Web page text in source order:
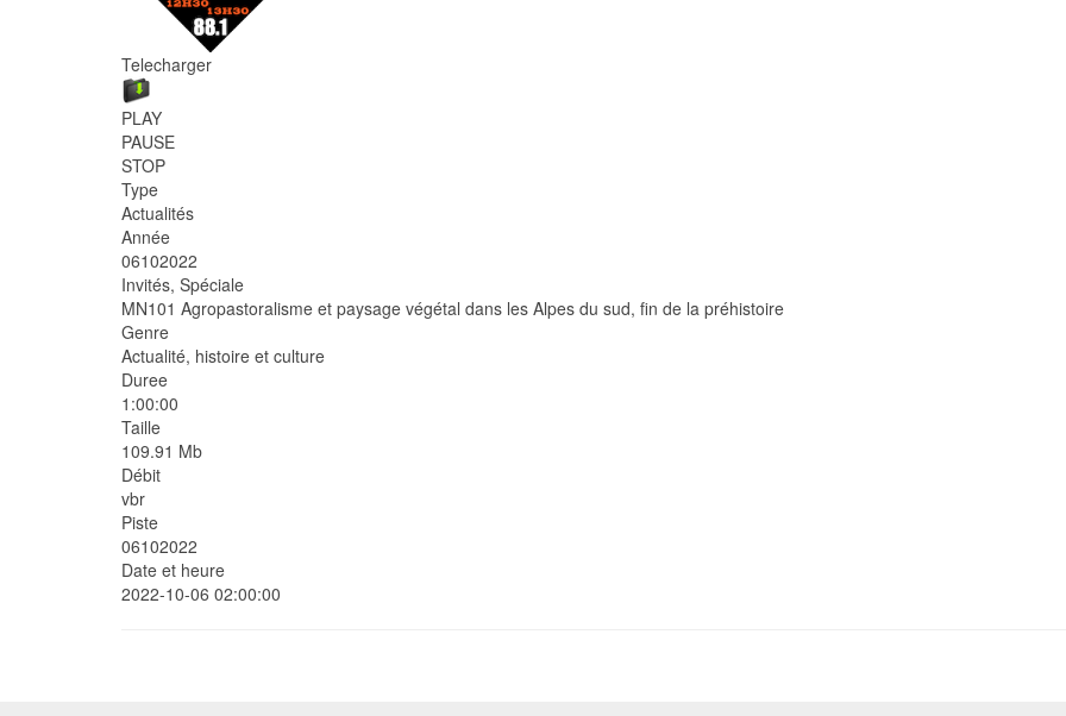
Telecharger
PLAY
PAUSE
STOP
Type
Actualités
Année
06102022
Invités, Spéciale
MN101 Agropastoralisme et paysage végétal dans les Alpes du sud, fin de la préhistoire
Genre
Actualité, histoire et culture
Duree
1:00:00
Taille
109.91 Mb
Débit
vbr
Piste
06102022
Date et heure
2022-10-06 02:00:00